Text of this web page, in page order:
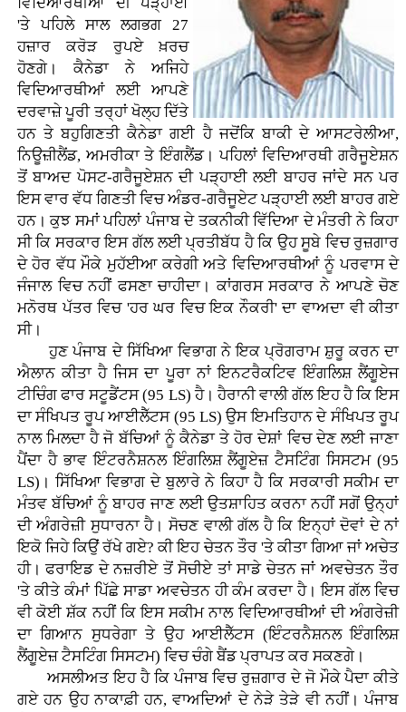
'ਤੇ ਪਹਿਲੇ ਸਾਲ ਲਗਭਗ 27
ਹਜ਼ਾਰ ਕਰੋੜ ਰੁਪਏ ਖ਼ਰਚ
ਹੋਣਗੇ। ਕੈਨੇਡਾ ਨੇ ਅਜਿਹੇ
ਵਿਦਿਆਰਥੀਆਂ ਲਈ ਆਪਣੇ
ਦਰਵਾਜ਼ੇ ਪੂਰੀ ਤਰ੍ਹਾਂ ਖੋਲ੍ਹ ਦਿੱਤੇ
ਹਨ ਤੇ ਬਹੁਗਿਣਤੀ ਕੈਨੇਡਾ ਗਈ ਹੈ ਜਦੋਂਕਿ ਬਾਕੀ ਦੇ ਆਸਟਰੇਲੀਆ,
ਨਿਊਜ਼ੀਲੈਂਡ, ਅਮਰੀਕਾ ਤੇ ਇੰਗਲੈਂਡ। ਪਹਿਲਾਂ ਵਿਦਿਆਰਥੀ ਗਰੈਜੂਏਸ਼ਨ
ਤੋਂ ਬਾਅਦ ਪੋਸਟ-ਗਰੈਜੂਏਸ਼ਨ ਦੀ ਪੜ੍ਹਾਈ ਲਈ ਬਾਹਰ ਜਾਂਦੇ ਸਨ ਪਰ
ਇਸ ਵਾਰ ਵੱਧ ਗਿਣਤੀ ਵਿਚ ਅੰਡਰ-ਗਰੈਜੂਏਟ ਪੜ੍ਹਾਈ ਲਈ ਬਾਹਰ ਗਏ
ਹਨ। ਕੁਝ ਸਮਾਂ ਪਹਿਲਾਂ ਪੰਜਾਬ ਦੇ ਤਕਨੀਕੀ ਵਿੱਦਿਆ ਦੇ ਮੰਤਰੀ ਨੇ ਕਿਹਾ
ਸੀ ਕਿ ਸਰਕਾਰ ਇਸ ਗੱਲ ਲਈ ਪ੍ਰਤੀਬੱਧ ਹੈ ਕਿ ਉਹ ਸੂਬੇ ਵਿਚ ਰੁਜ਼ਗਾਰ
ਦੇ ਹੋਰ ਵੱਧ ਮੌਕੇ ਮੁਹੱਈਆ ਕਰੇਗੀ ਅਤੇ ਵਿਦਿਆਰਥੀਆਂ ਨੂੰ ਪਰਵਾਸ ਦੇ
ਜੰਜਾਲ ਵਿਚ ਨਹੀਂ ਫਸਣਾ ਚਾਹੀਦਾ। ਕਾਂਗਰਸ ਸਰਕਾਰ ਨੇ ਆਪਣੇ ਚੋਣ
ਮਨੋਰਥ ਪੱਤਰ ਵਿਚ 'ਹਰ ਘਰ ਵਿਚ ਇਕ ਨੌਕਰੀ' ਦਾ ਵਾਅਦਾ ਵੀ ਕੀਤਾ
ਸੀ।
ਹੁਣ ਪੰਜਾਬ ਦੇ ਸਿੱਖਿਆ ਵਿਭਾਗ ਨੇ ਇਕ ਪ੍ਰੋਗਰਾਮ ਸ਼ੁਰੂ ਕਰਨ ਦਾ
ਐਲਾਨ ਕੀਤਾ ਹੈ ਜਿਸ ਦਾ ਪੂਰਾ ਨਾਂ ਇਨਟਰੈਕਟਿਵ ਇੰਗਲਿਸ਼ ਲੈਂਗੂਏਜ
ਟੀਚਿੰਗ ਫਾਰ ਸਟੂਡੈਂਟਸ (95 LS) ਹੈ। ਹੈਰਾਨੀ ਵਾਲੀ ਗੱਲ ਇਹ ਹੈ ਕਿ ਇਸ
ਦਾ ਸੰਖਿਪਤ ਰੂਪ ਆਈਲੈੱਟਸ (95 LS) ਉਸ ਇਮਤਿਹਾਨ ਦੇ ਸੰਖਿਪਤ ਰੂਪ
ਨਾਲ ਮਿਲਦਾ ਹੈ ਜੋ ਬੱਚਿਆਂ ਨੂੰ ਕੈਨੇਡਾ ਤੇ ਹੋਰ ਦੇਸ਼ਾਂ ਵਿਚ ਦੇਣ ਲਈ ਜਾਣਾ
ਪੈਂਦਾ ਹੈ ਭਾਵ ਇੰਟਰਨੈਸ਼ਨਲ ਇੰਗਲਿਸ਼ ਲੈਂਗੂਏਜ਼ ਟੈਸਟਿੰਗ ਸਿਸਟਮ (95
LS)। ਸਿੱਖਿਆ ਵਿਭਾਗ ਦੇ ਬੁਲਾਰੇ ਨੇ ਕਿਹਾ ਹੈ ਕਿ ਸਰਕਾਰੀ ਸਕੀਮ ਦਾ
ਮੰਤਵ ਬੱਚਿਆਂ ਨੂੰ ਬਾਹਰ ਜਾਣ ਲਈ ਉਤਸ਼ਾਹਿਤ ਕਰਨਾ ਨਹੀਂ ਸਗੋਂ ਉਨ੍ਹਾਂ
ਦੀ ਅੰਗਰੇਜ਼ੀ ਸੁਧਾਰਨਾ ਹੈ। ਸੋਚਣ ਵਾਲੀ ਗੱਲ ਹੈ ਕਿ ਇਨ੍ਹਾਂ ਦੋਵਾਂ ਦੇ ਨਾਂ
ਇਕੋ ਜਿਹੇ ਕਿਉਂ ਰੱਖੇ ਗਏ? ਕੀ ਇਹ ਚੇਤਨ ਤੌਰ 'ਤੇ ਕੀਤਾ ਗਿਆ ਜਾਂ ਅਚੇਤ
ਹੀ। ਫਰਾਇਡ ਦੇ ਨਜ਼ਰੀਏ ਤੋਂ ਸੋਚੀਏ ਤਾਂ ਸਾਡੇ ਚੇਤਨ ਜਾਂ ਅਵਚੇਤਨ ਤੌਰ
'ਤੇ ਕੀਤੇ ਕੰਮਾਂ ਪਿੱਛੇ ਸਾਡਾ ਅਵਚੇਤਨ ਹੀ ਕੰਮ ਕਰਦਾ ਹੈ। ਇਸ ਗੱਲ ਵਿਚ
ਵੀ ਕੋਈ ਸ਼ੱਕ ਨਹੀਂ ਕਿ ਇਸ ਸਕੀਮ ਨਾਲ ਵਿਦਿਆਰਥੀਆਂ ਦੀ ਅੰਗਰੇਜ਼ੀ
ਦਾ ਗਿਆਨ ਸੁਧਰੇਗਾ ਤੇ ਉਹ ਆਈਲੈੱਟਸ (ਇੰਟਰਨੈਸ਼ਨਲ ਇੰਗਲਿਸ਼
ਲੈਂਗੂਏਜ਼ ਟੈਸਟਿੰਗ ਸਿਸਟਮ) ਵਿਚ ਚੰਗੇ ਬੈਂਡ ਪ੍ਰਾਪਤ ਕਰ ਸਕਣਗੇ।
ਅਸਲੀਅਤ ਇਹ ਹੈ ਕਿ ਪੰਜਾਬ ਵਿਚ ਰੁਜ਼ਗਾਰ ਦੇ ਜੋ ਮੌਕੇ ਪੈਦਾ ਕੀਤੇ
ਗਏ ਹਨ ਉਹ ਨਾਕਾਫ਼ੀ ਹਨ, ਵਾਅਦਿਆਂ ਦੇ ਨੇੜੇ ਤੇੜੇ ਵੀ ਨਹੀਂ। ਪੰਜਾਬ